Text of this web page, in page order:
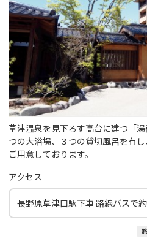
草津温泉を見下ろす高台に建つ「
つの大浴場、３つの貸切風呂を有
ご用意しております。
アクセス
長野原草津口駅下車 路線バスで